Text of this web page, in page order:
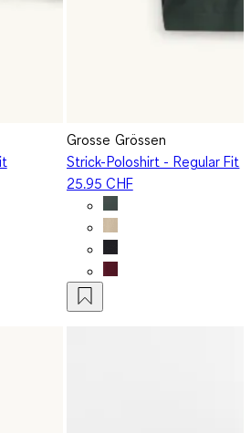
Grosse Grössen
Strick-Poloshirt - Regular Fit
25.95 CHF